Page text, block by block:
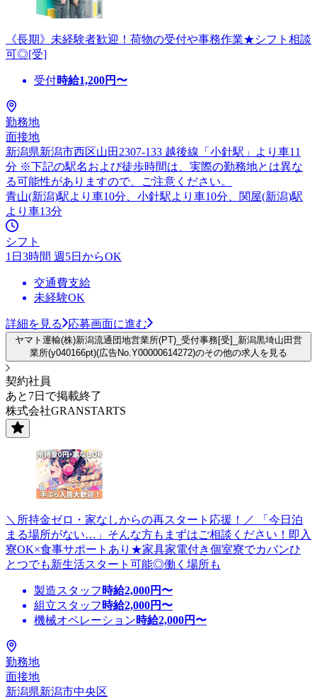
《長期》未経験者歓迎！荷物の受付や事務作業★シフト相談
可◎[受]
受付時給1,200円〜
勤務地
面接地
新潟県新潟市西区山田2307-133 越後線「小針駅」より車11
分 ※下記の駅名および徒歩時間は、実際の勤務地とは異な
る可能性がありますので、ご注意ください。
青山(新潟)駅より車10分、小針駅より車10分、関屋(新潟)駅
より車13分
シフト
1日3時間 週5日からOK
交通費支給
未経験OK
詳細を見る 応募画面に進む
ヤマト運輸(株)新潟流通団地営業所(PT)_受付事務[受]_新潟黒埼山田営
業所(y040166pt)(広告No.Y00000614272)のその他の求人を見る
契約社員
あと7日で掲載終了
株式会社GRANSTARTS
＼所持金ゼロ・家なしからの再スタート応援！／ 「今日泊
まる場所がない…」そんな方もまずはご相談ください！即入
寮OK×食事サポートあり★家具家電付き個室寮でカバンひ
とつでも新生活スタート可能◎働く場所も
製造スタッフ 時給2,000円〜
組立スタッフ 時給2,000円〜
機械オペレーション時給2,000円〜
勤務地
面接地
新潟県新潟市中央区